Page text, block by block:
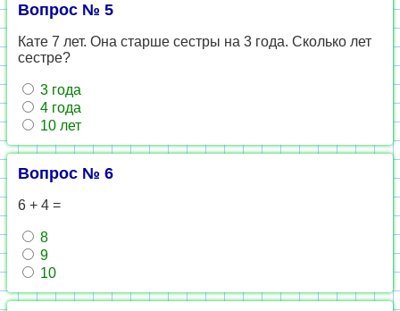
Вопрос № 5
Кате 7 лет. Она старше сестры на 3 года. Сколько лет
сестре?
3 года
4 года
10 лет
Вопрос № 6
6 + 4 =
8
9
10